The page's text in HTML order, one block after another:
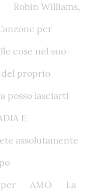
Robin Williams,
per
cose nel suo
proprio
posso lasciarti
E
assolutamente
AMO
La